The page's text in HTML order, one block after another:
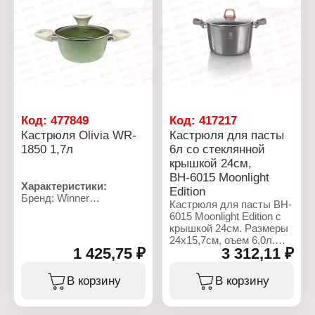
антипригарное покрытие
Тип варочной
поверхности: для всех
типов плит
Использование в
алюминий
Объем: 1,7 л
Тип покрытия:
антипригарное покрытие
Тип варочной
поверхности: для всех
типов плит
Использование в
алюминий
Объем: 2,4 л
Код: 477849
Кастрюля Olivia WR-
1850 1,7л
Характеристики:
Бренд: Winner
Диаметр: 18 см
Высота: 8 см
Толщина дна: 3 мм
Комплектация: с
крышкой
1 425,75 ₽
В корзину
Код:417217
Кастрюля для пасты
6л со стеклянной
крышкой 24см,
ВН-6015 Moonlight
Edition
Кастрюля для пасты BH-
6015 Moonlight Edition с
крышкой 24см. Размеры
24x15,7см, оъем 6,0л.
Материал: кованый
алюминий. 3-хслойное
антипригарное титановое
покрытие.Эргономичная
3 312,11 ₽
В корзину